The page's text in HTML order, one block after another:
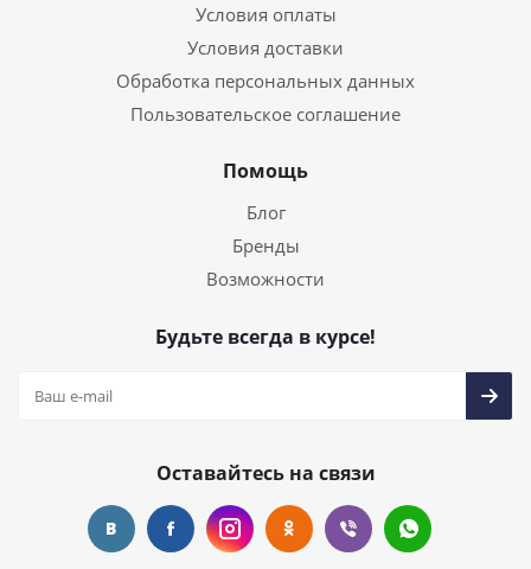
Условия оплаты
Условия доставки
Обработка персональных данных
Пользовательское соглашение
Помощь
Блог
Бренды
Возможности
Будьте всегда в курсе!
Оставайтесь на связи